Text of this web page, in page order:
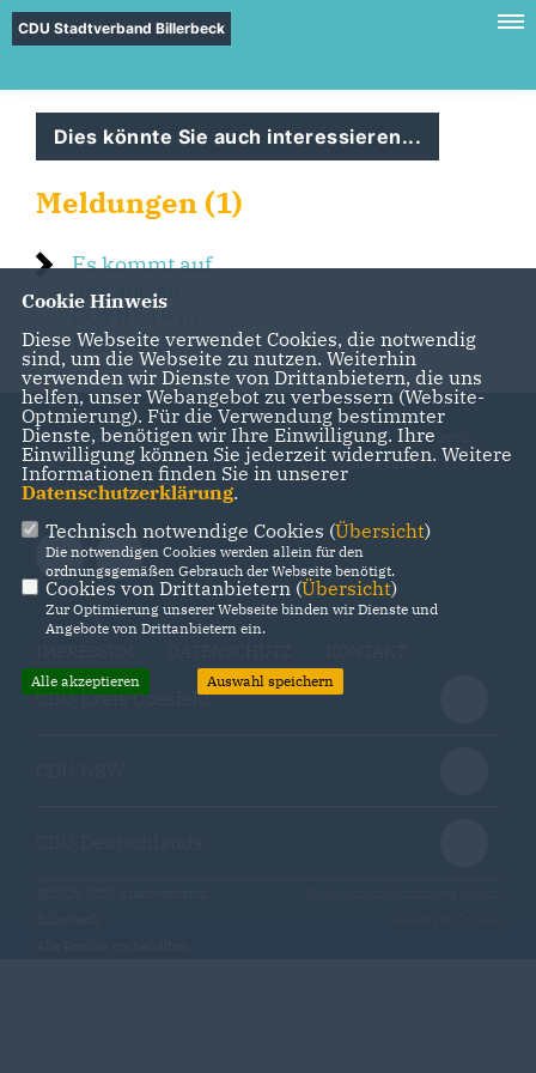
CDU Stadtverband Billerbeck
Dies könnte Sie auch interessieren...
Meldungen (1)
Es kommt auf
uns alle an -
COVID-19 in
Billerbeck
Herzlich Willkommen beim CDU Stadtverband Billerbeck.
Aktuelle Informationen rund um kommunale und
landspolitische Themen
CDU Kreis Coesfeld
Cookie Hinweis
Diese Webseite verwendet Cookies, die notwendig
sind, um die Webseite zu nutzen. Weiterhin
verwenden wir Dienste von Drittanbietern, die uns
helfen, unser Webangebot zu verbessern (Website-
Optmierung). Für die Verwendung bestimmter
Dienste, benötigen wir Ihre Einwilligung. Ihre
Einwilligung können Sie jederzeit widerrufen. Weitere
Informationen finden Sie in unserer
Datenschutzerklärung.
Technisch notwendige Cookies (Übersicht)
Die notwendigen Cookies werden allein für den
ordnungsgemäßen Gebrauch der Webseite benötigt.
Cookies von Drittanbietern (Übersicht)
Zur Optimierung unserer Webseite binden wir Dienste und
Angebote von Drittanbietern ein.
Alle akzeptieren Auswahl speichern